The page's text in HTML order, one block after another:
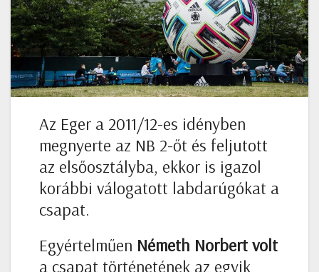
Az Eger a 2011/12-es idényben
megnyerte az NB 2-őt és feljutott
az elsőosztályba, ekkor is igazol
korábbi válogatott labdarúgókat a
csapat.
Egyértelműen Németh Norbert volt
a csapat történetének az egyik